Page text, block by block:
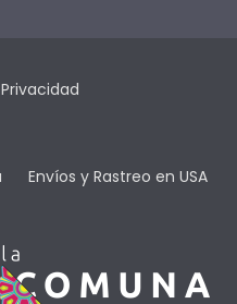
Envíos y Rastreo en USA